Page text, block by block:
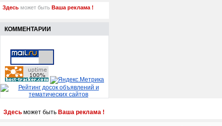
Здесь может быть Ваша реклама !
КОММЕНТАРИИ
Здесь может быть Ваша реклама !